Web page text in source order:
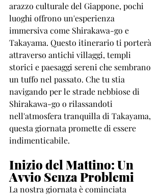
arazzo culturale del Giappone, pochi
luoghi offrono un'esperienza
immersiva come Shirakawa-go e
Takayama. Questo itinerario ti porterà
attraverso antichi villaggi, templi
storici e paesaggi sereni che sembrano
un tuffo nel passato. Che tu stia
navigando per le strade nebbiose di
Shirakawa-go o rilassandoti
nell'atmosfera tranquilla di Takayama,
questa giornata promette di essere
indimenticabile.
Inizio del Mattino: Un
Avvio Senza Problemi
La nostra giornata è cominciata